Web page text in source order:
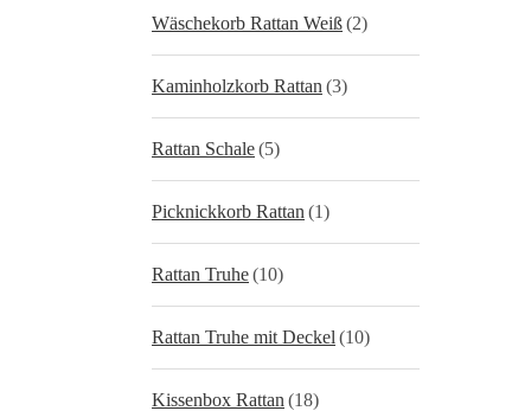
Wäschekorb Rattan Weiß(2)
Kaminholzkorb Rattan (3)
Rattan Schale(5)
Picknickkorb Rattan (1)
Rattan Truhe(10)
Rattan Truhe mit Deckel (10)
Kissenbox Rattan (18)